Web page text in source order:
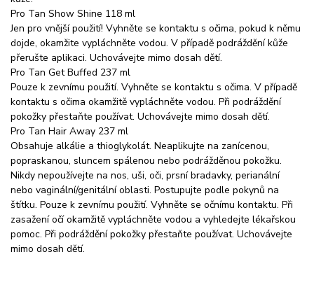
Pro Tan Show Shine 118 ml
Jen pro vnější použití! Vyhněte se kontaktu s očima, pokud k němu
dojde, okamžite vypláchněte vodou. V případě podráždění kůže
přerušte aplikaci. Uchovávejte mimo dosah dětí.
Pro Tan Get Buffed 237 ml
Pouze k zevnímu použití. Vyhněte se kontaktu s očima. V případě
kontaktu s očima okamžitě vypláchněte vodou. Při podráždění
pokožky přestaňte používat. Uchovávejte mimo dosah dětí.
Pro Tan Hair Away 237 ml
Obsahuje alkálie a thioglykolát. Neaplikujte na zanícenou,
popraskanou, sluncem spálenou nebo podrážděnou pokožku.
Nikdy nepoužívejte na nos, uši, oči, prsní bradavky, perianální
nebo vaginální/genitální oblasti. Postupujte podle pokynů na
štítku. Pouze k zevnímu použití. Vyhněte se očnímu kontaktu. Při
zasažení očí okamžitě vypláchněte vodou a vyhledejte lékařskou
pomoc. Při podráždění pokožky přestaňte používat. Uchovávejte
mimo dosah dětí.